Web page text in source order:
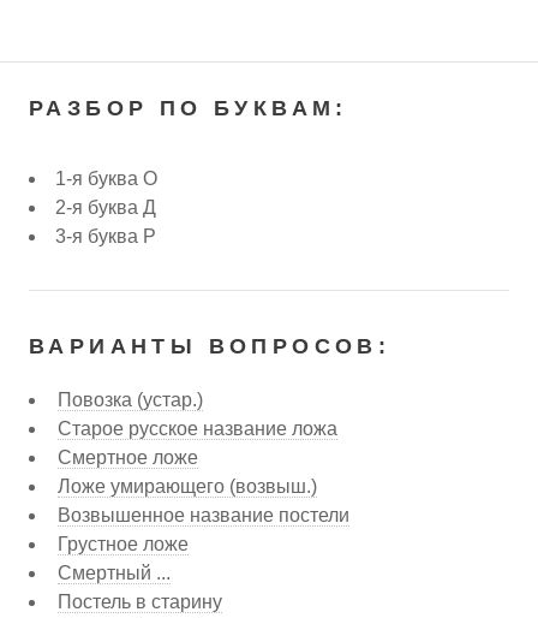
РАЗБОР ПО БУКВАМ:
1-я буква О
2-я буква Д
3-я буква Р
ВАРИАНТЫ ВОПРОСОВ:
Повозка (устар.)
Старое русское название ложа
Смертное ложе
Ложе умирающего (возвыш.)
Возвышенное название постели
Грустное ложе
Смертный ...
Постель в старину